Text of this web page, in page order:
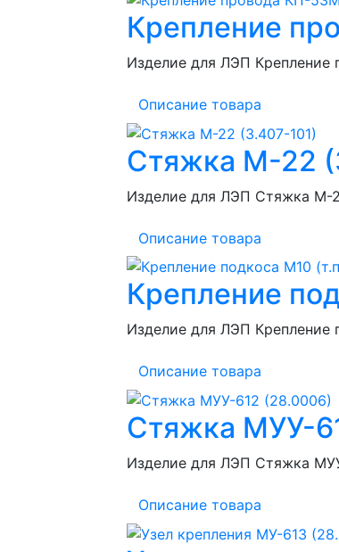
Крепление
Изделие для ЛЭП
Описание товара
Стяжка М-22
Изделие для ЛЭП Стяжка М-
Описание товара
Крепление
Изделие для ЛЭП Крепление
Описание товара
Стяжка МУУ-
Изделие для ЛЭП Стяжка
Описание товара